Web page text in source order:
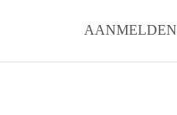
AANMELDEN